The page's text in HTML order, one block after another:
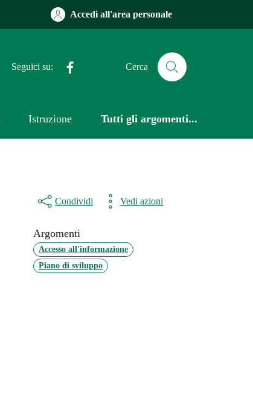
Accedi all'area personale
Seguici su: Cerca
Istruzione Tutti gli argomenti...
Condividi Vedi azioni
Argomenti
Accesso all'informazione
Piano di sviluppo